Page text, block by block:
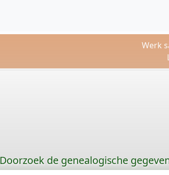
Werk
Doorzoek de genealogische